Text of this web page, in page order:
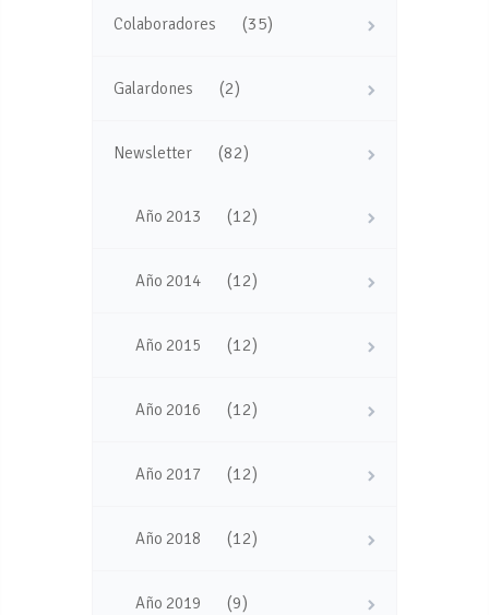
Colaboradores (35)
Galardones (2)
Newsletter (82)
Año 2013 (12)
Año 2014 (12)
Año 2015 (12)
Año 2016 (12)
Año 2017 (12)
Año 2018 (12)
Año 2019 (9)